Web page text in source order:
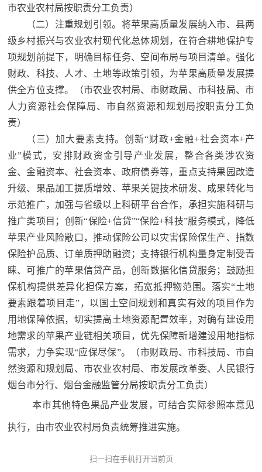
市农业农村局按职责分工负责）
（二）注重规划引领。将苹果高质量发展纳入市、县两
级乡村振兴与农业农村现代化总体规划，在符合耕地保护专
项规划前提下，明确目标任务、空间布局与项目清单。强化
财政、科技、人才、土地等政策引领，为苹果高质量发展提
供全方位支撑。
（市农业农村局、市财政局、市科技局、市
人力资源社会保障局、市自然资源和规划局按职责分工负
责）
（三）加大要素支持。创新“财政+金融+社会资本+产
业”模式，安排财政资金引导产业发展，整合各类涉农资
金、金融资本、社会资本、政府债券等，重点支持果园改造
升级、果品加工提质增效、苹果关键技术研发、成果转化与
示范推广，加强与省级以上科研平台合作，承担实施科研与
推广类项目；创新“保险+信贷”“保险+科技”服务模式，降低
苹果产业风险敞口，推动保险公司以灾害保险保生产、指数
保险护品质、订单质押助融资；支持银行机构量身定制受青
睐、可推广的苹果信贷产品，创新数据化信贷服务；鼓励担
保机构提供差异化担保方案，拓宽抵押物范围。落实“土地
要素跟着项目走”，以国土空间规划和真实有效的项目作为
用地保障依据，切实提高土地资源配置效率，对确有建设用
地需求的苹果产业链相关项目，优先保障新增建设用地指标
需求，力争实现“应保尽保”。（市财政局、市科技局、市自
然资源和规划局、市农业农村局、市发展改革委、人民银行
烟台市分行、烟台金融监管分局按职责分工负责）
本市其他特色果品产业发展，可结合实际参照本意见
执行，由市农业农村局负责统筹推进实施。
扫一扫在手机打开当前页